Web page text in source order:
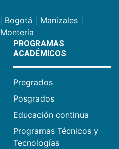
Bogotá Manizales
Montería
PROGRAMAS
ACADÉMICOS
Pregrados
Posgrados
Educación continua
Programas Técnicos y
Tecnologías